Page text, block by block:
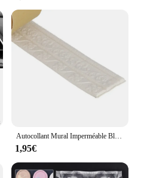
them an ideal choice for
a complete door
you're a contractor
of door hardware
to complete a project
handles are a reliable
your clients.
Autocollant Mural Imperméable Blanc pour Plinthe, Ligne de Taille, Bordure 3D, Décoration de Maison, Moulage, Garniture, Accessoires
1,95€